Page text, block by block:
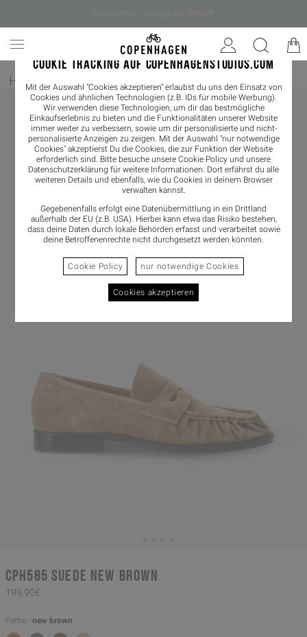
COOKIE TRACKING AUF COPENHAGENSTUDIOS.COM
Mit der Auswahl "Cookies akzeptieren" erlaubst du uns den Einsatz von
Cookies und ähnlichen Technologien (z.B. IDs für mobile Werbung).
Wir verwenden diese Technologien, um dir das bestmögliche
Einkaufserlebnis zu bieten und die Funktionalitäten unserer Website
immer weiter zu verbessern, sowie um dir personalisierte und nicht-
personalisierte Anzeigen zu zeigen. Mit der Auswahl "nur notwendige
Cookies" akzeptierst Du die Cookies, die zur Funktion der Website
erforderlich sind. Bitte besuche unsere Cookie Policy und unsere
Datenschutzerklärung für weitere Informationen. Dort erfährst du alle
weiteren Details und ebenfalls, wie du Cookies in deinem Browser
verwalten kannst.
Gegebenenfalls erfolgt eine Datenübermittlung in ein Drittland
außerhalb der EU (z.B. USA). Hierbei kann etwa das Risiko bestehen,
dass deine Daten durch lokale Behörden erfasst und verarbeitet sowie
deine Betroffenenrechte nicht durchgesetzt werden könnten.
Cookie Policy nur notwendige Cookies
Cookies akzeptieren
Home / Damen/ Loafer
CPH585 suede new brown
199,90€
Farbe - new brown